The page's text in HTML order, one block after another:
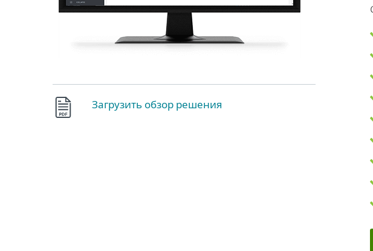
Загрузить обзор решения